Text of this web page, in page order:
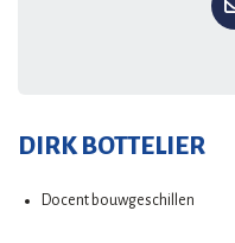
DIRK BOTTELIER
Docent bouwgeschillen